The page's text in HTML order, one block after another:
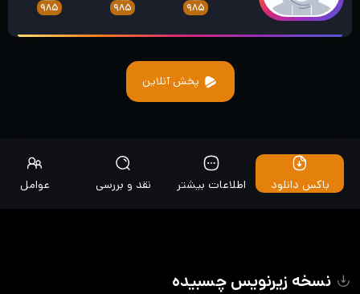
۹۸۵ ۹۸۵ ۹۸۵
پخش آنلاین
باکس دانلود اطلاعات بیشتر نقد و بررسی عوامل
نسخه زیرنویس چسبیده